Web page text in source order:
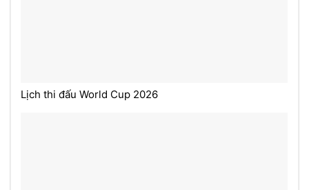
Lịch thi đấu World Cup 2026